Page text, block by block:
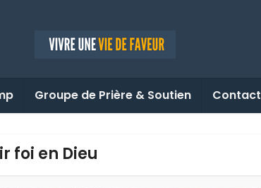
Groupe de Prière & Soutien Contact
foi en Dieu